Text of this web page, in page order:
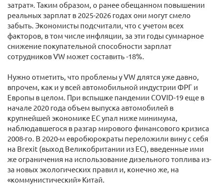
затрат». Таким образом, о ранее обещанном повышении
реальных зарплат в 2025-2026 годах они могут смело
забыть. Экономисты подсчитали, что с учетом всех
факторов, в том числе инфляции, за эти годы суммарное
снижение покупательной способности зарплат
сотрудников VW может составить -18%.
Нужно отметить, что проблемы у VW длятся уже давно,
впрочем, как и у всей автомобильной индустрии ФРГ и
Европы в целом. При вспышке пандемии COVID-19 еще в
начале 2020 года объем выпуска автомобилей в
крупнейшей экономике ЕС упал ниже минимума,
наблюдавшегося в разгар мирового финансового кризиса
2008-го. В 2020-м евробюрократы переложили вину с себя
на Brexit (выход Великобритании из ЕС), введенные ими
же ограничения на использование дизельного топлива из-
за новых экологических правил и, конечно же, на
«коммунистический» Китай.